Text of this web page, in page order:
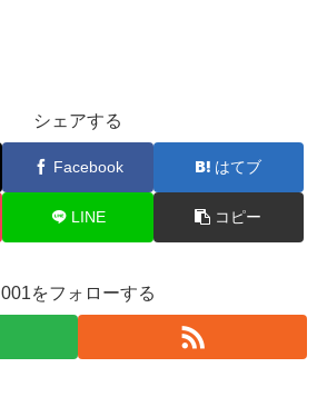
シェアする
Facebook はてブ
LINE コピー
001をフォローする